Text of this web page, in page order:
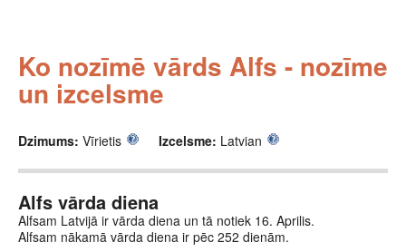
Ko nozīmē vārds Alfs - nozīme
un izcelsme
Dzimums: Vīrietis Izcelsme: Latvian
Alfs vārda diena
Alfsam Latvijā ir vārda diena un tā notiek 16. Aprilis.
Alfsam nākamā vārda diena ir pēc 252 dienām.